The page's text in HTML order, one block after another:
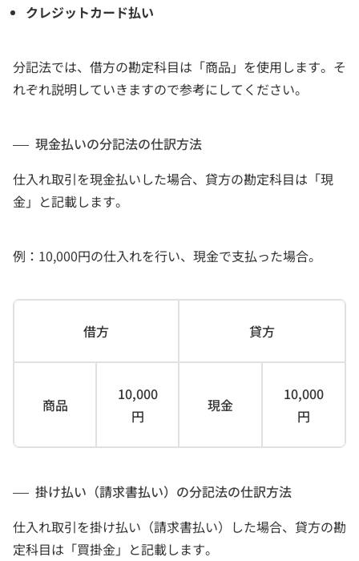
クレジットカード払い
分記法では、借方の勘定科目は「商品」を使用します。そ
れぞれ説明していきますので参考にしてください。
現金払いの分記法の仕訳方法
仕入れ取引を現金払いした場合、貸方の勘定科目は「現
金」と記載します。
例：10,000円の仕入れを行い、現金で支払った場合。
借方 貸方
商品
10,000
円
現金
10,000
円
掛け払い（請求書払い）の分記法の仕訳方法
仕入れ取引を掛け払い（請求書払い）した場合、貸方の勘
定科目は「買掛金」と記載します。